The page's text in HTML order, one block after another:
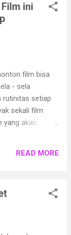
lonjakan
hidup rambut,
estrogen
ke siklus
rontok lebih
ini biasanya
bulan awal
setahun
ini
film bisa
- sela
rutinitas setiap
sekali film
yang akan
film yang
READ MORE